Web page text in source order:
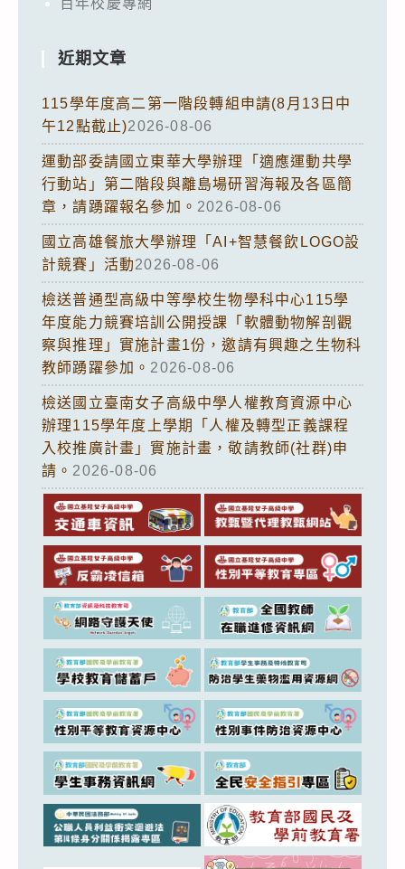
近期文章
115學年度高二第一階段轉組申請(8月13日中
午12點截止)2026-08-06
運動部委請國立東華大學辦理「適應運動共學
行動站」第二階段與離島場研習海報及各區簡
章，請踴躍報名參加。 2026-08-06
國立高雄餐旅大學辦理「AI+智慧餐飲LOGO設
計競賽」活動2026-08-06
檢送普通型高級中等學校生物學科中心115學
年度能力競賽培訓公開授課「軟體動物解剖觀
察與推理」實施計畫1份，邀請有興趣之生物科
教師踴躍參加。 2026-08-06
檢送國立臺南女子高級中學人權教育資源中心
辦理115學年度上學期「人權及轉型正義課程
入校推廣計畫」實施計畫，敬請教師(社群)申
請。 2026-08-06